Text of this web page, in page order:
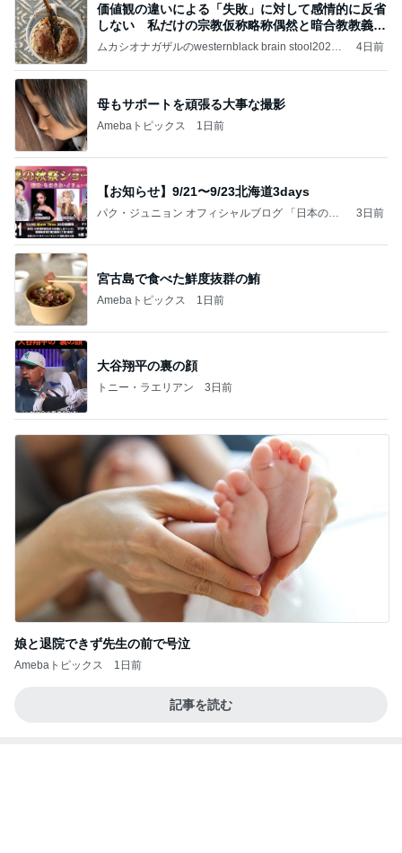
価値観の違いによる「失敗」に対して感情的に反省
しない 私だけの宗教仮称略称偶然と暗合教教義候
補
ムカシオナガザルのwesternblack brain stool2024
ガザル
4日前
母もサポートを頑張る大事な撮影
Amebaトピックス 1日前
【お知らせ】9/21〜9/23北海道3days
パク・ジュニョン オフィシャルブログ 「日本の
3日前
宮古島で食べた鮮度抜群の鮪
Amebaトピックス 1日前
大谷翔平の裏の顔
トニー・ラエリアン 3日前
娘と退院できず先生の前で号泣
Amebaトピックス 1日前
記事を読む